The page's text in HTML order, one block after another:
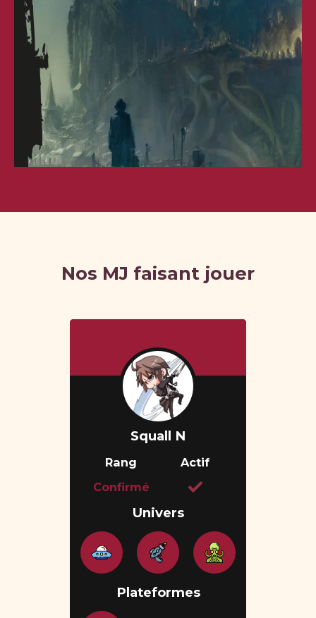
Nos MJ faisant jouer
Squall N
Rang
Confirmé
Actif
Univers
Plateformes